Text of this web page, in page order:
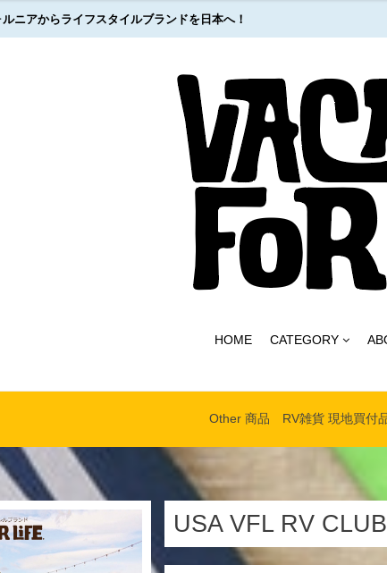
ニアからライフスタイルブランドを日本へ！
HOME CATEGORY
Other 商品 RV雑貨 現地買付
USA VFL RV